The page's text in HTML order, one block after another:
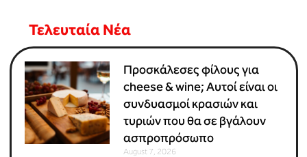
Τελευταία Νέα
Προσκάλεσες φίλους για
cheese & wine; Αυτοί είναι οι
συνδυασμοί κρασιών και
τυριών που θα σε βγάλουν
ασπροπρόσωπο
August 7, 2026